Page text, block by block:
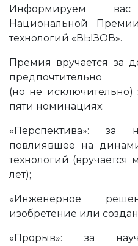
Информируем
Национальной
технологий «ВЫЗОВ».
Премия вручается за
предпочтительно
(но не исключительно)
пяти номинациях:
«Перспектива»: за
повлиявшее на
технологий
лет);
«Инженерное
изобретение или
«Прорыв»: за